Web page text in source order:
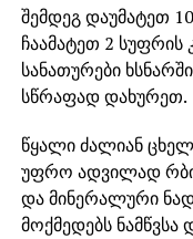
შემდეგ დაუმატეთ
ჩაამატეთ 2 სუფრის
სანათურები
სწრაფად დახურეთ.
წყალი ძალიან
უფრო ადვილად
და მინერალური
მოქმედებს ნამწვსა